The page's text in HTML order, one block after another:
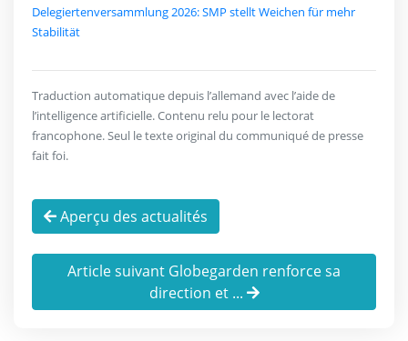
Delegiertenversammlung 2026: SMP stellt Weichen für mehr
Stabilität
Traduction automatique depuis l’allemand avec l’aide de
l’intelligence artificielle. Contenu relu pour le lectorat
francophone. Seul le texte original du communiqué de presse
fait foi.
Aperçu des actualités
Article suivant Globegarden renforce sa
direction et ...